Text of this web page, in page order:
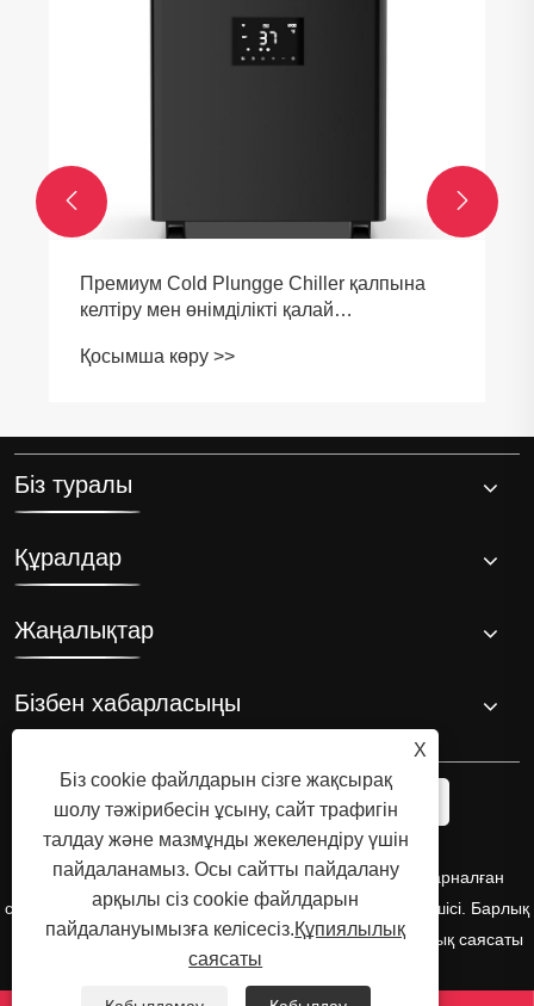
Премиум Cold Plungge Chiller қалпына
келтіру мен өнімділікті қалай
Қосымша көру >>
 
Біз туралы
Құралдар
Жаңалықтар
Бізбен хабарласыңы
Авторлық құқық © 2008 Hi-Q Group, мұзды ваннаға арналған
салқындатқыштың түпнұсқа өнертапқышы және өндірушісі. Барлық
құқықтар қорғалған.Links Sitemap RSS XML Құпиялылық саясаты
X
Біз cookie файлдарын сізге жақсырақ
шолу тәжірибесін ұсыну, сайт трафигін
талдау және мазмұнды жекелендіру үшін
пайдаланамыз. Осы сайтты пайдалану
арқылы сіз cookie файлдарын
пайдалануымызға келісесіз.Құпиялылық
саясаты